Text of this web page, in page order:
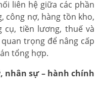
liên hệ giữa các phần
công nợ, hàng tồn kho,
cụ, tiền lương, thuế và
trọng để nâng cấp
tổng hợp.
nhân sự – hành chính